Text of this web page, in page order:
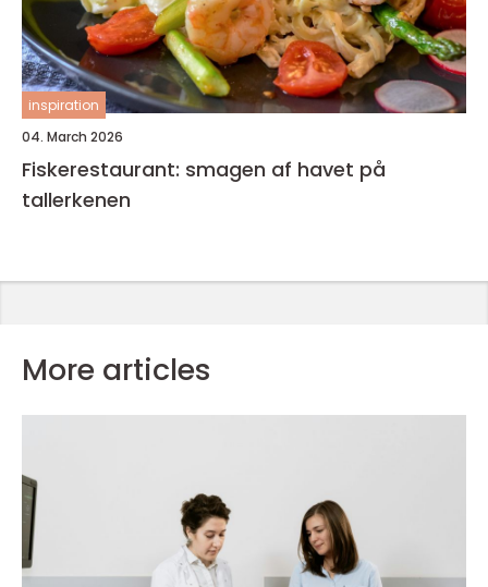
inspiration
04. March 2026
Fiskerestaurant: smagen af havet på
tallerkenen
More articles